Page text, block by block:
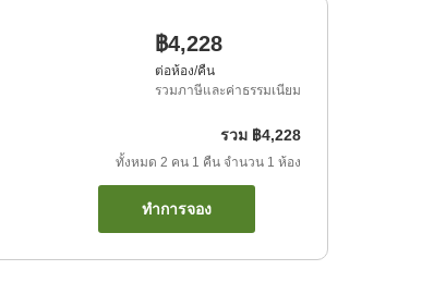
฿4,228
ต่อห้อง/คืน
รวมภาษีและค่าธรรมเนียม
รวม ฿4,228
ทั้งหมด 2 คน 1 คืน จำนวน 1 ห้อง
ทำการจอง